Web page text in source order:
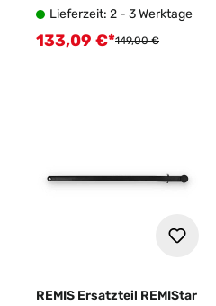
Lieferzeit: 2 - 3 Werktage
Verkaufspreis:
133,09 €*Regulärer Preis:
149,00 €
REMIS Ersatzteil REMIStar